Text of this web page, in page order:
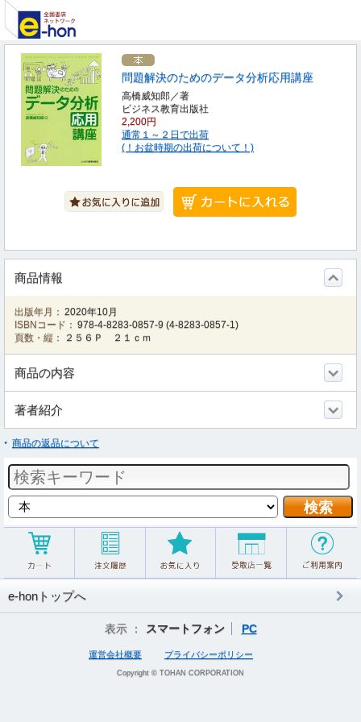
問題解決のためのデータ分析応用講座
高橋威知郎／著
ビジネス教育出版社
2,200円
通常１～２日で出荷
(！お盆時期の出荷について！)
商品情報
出版年月： 2020年10月
ISBNコード： 978-4-8283-0857-9 (4-8283-0857-1)
頁数・縦：
２５６Ｐ ２１ｃｍ
商品の内容
著者紹介
商品の返品について
e-honトップへ
表示 ： スマートフォン PC
運営会社概要 プライバシーポリシー
Copyright © TOHAN CORPORATION